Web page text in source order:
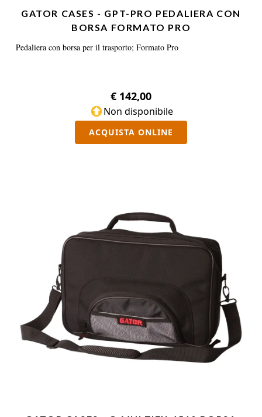
GATOR CASES - GPT-PRO PEDALIERA CON
BORSA FORMATO PRO
Pedaliera con borsa per il trasporto; Formato Pro
€ 142,00
Non disponibile
ACQUISTA ONLINE